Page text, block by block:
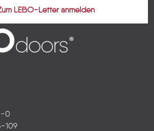
LEBO-Letter anmelden
0
109